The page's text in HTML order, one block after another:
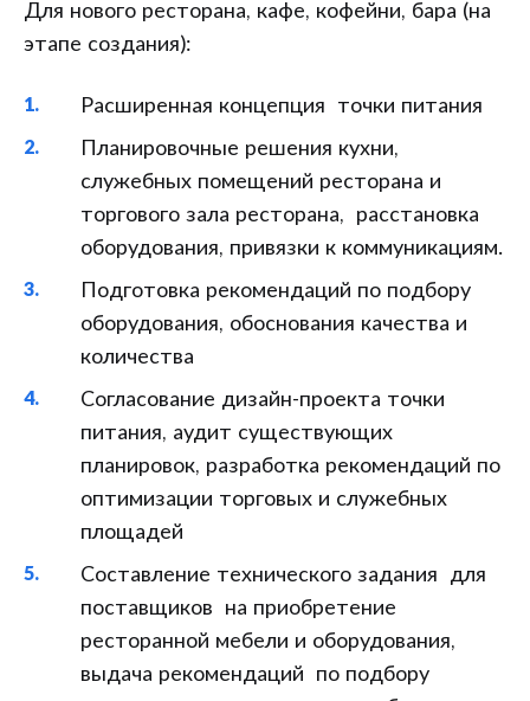
Для нового ресторана, кафе, кофейни, бара (на
этапе создания):
Расширенная концепция точки питания
Планировочные решения кухни,
служебных помещений ресторана и
торгового зала ресторана, расстановка
оборудования, привязки к коммуникациям.
Подготовка рекомендаций по подбору
оборудования, обоснования качества и
количества
Согласование дизайн-проекта точки
питания, аудит существующих
планировок, разработка рекомендаций по
оптимизации торговых и служебных
площадей
Составление технического задания для
поставщиков на приобретение
ресторанной мебели и оборудования,
выдача рекомендаций по подбору